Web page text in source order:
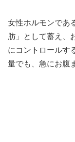
女性ホルモンであ
肪」として蓄え、
にコントロールす
量でも、急にお腹